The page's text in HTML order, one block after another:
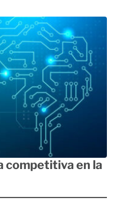
competitiva en la